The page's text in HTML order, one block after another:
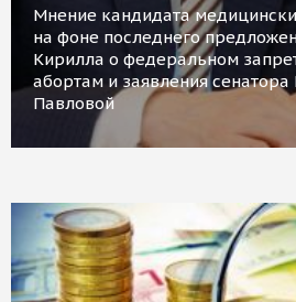
Мнение кандидата
на фоне последнего
Кирилла о федеральном
абортам и заявления
Павловой